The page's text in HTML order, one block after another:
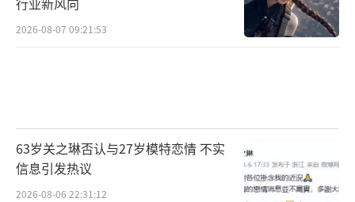
2026-08-07 09:21:53
63岁关之琳否认与27岁模特恋情 不实
信息引发热议
2026-08-06 22:31:12